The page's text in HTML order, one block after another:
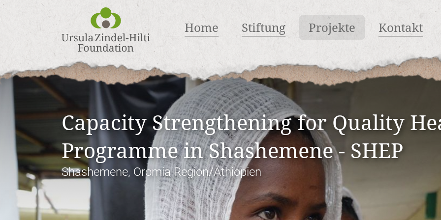
Home Stiftung Projekte Kontakt
Capacity Strengthening for Quality
Programme in Shashemene - SHEP
Shashemene, Oromia Region/Äthiopien